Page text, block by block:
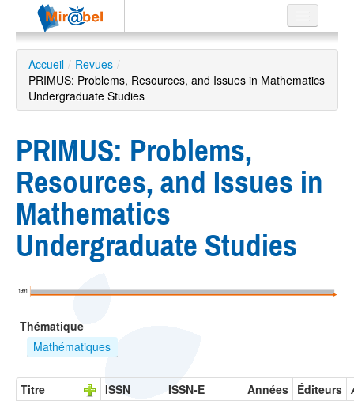
Le réseau
Soutien
Listes
Recherche
avancée
EN
ES
Accueil / Revues /
PRIMUS: Problems, Resources, and Issues in Mathematics
Undergraduate Studies
PRIMUS: Problems,
Resources, and Issues in
Mathematics
Undergraduate Studies
1991
Thématique
Mathématiques
Titre ISSN ISSN-E Années Éditeurs